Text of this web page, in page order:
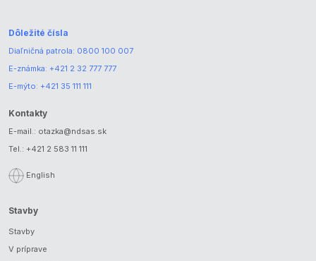
Dôležité čísla
Diaľničná patrola: 0800 100 007
E-známka: +421 2 32 777 777
E-mýto: +421 35 111 111
Kontakty
E-mail.: otazka@ndsas.sk
Tel.: +421 2 583 11 111
English
Stavby
Stavby
V príprave